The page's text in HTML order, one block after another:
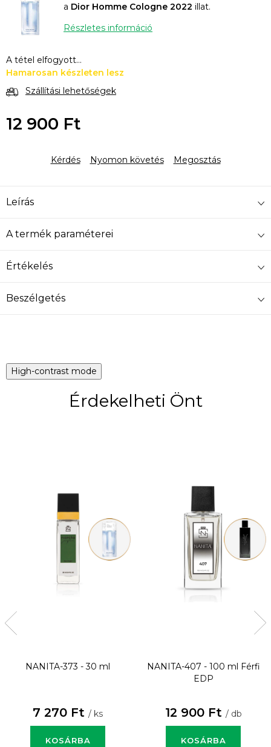
a Dior Homme Cologne 2022 illat.
Részletes információ
A tétel elfogyott…
Hamarosan készleten lesz
Szállítási lehetőségek
12 900 Ft
Kérdés
Nyomon követés Megosztás
Leírás
A termék paraméterei
Értékelés
Beszélgetés
High-contrast mode
Érdekelheti Önt
NANITA-373 - 30 ml
7 270 Ft / ks
KOSÁRBA
NANITA-407 - 100 ml
Férfi
EDP
12 900 Ft / db
KOSÁRBA